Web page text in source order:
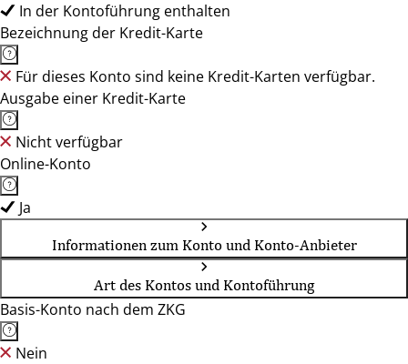
In der Kontoführung enthalten
Bezeichnung der Kredit-Karte
Für dieses Konto sind keine Kredit-Karten verfügbar.
Ausgabe einer Kredit-Karte
Nicht verfügbar
Online-Konto
Ja
Informationen zum Konto und Konto-Anbieter
Art des Kontos und Kontoführung
Basis-Konto nach dem ZKG
Nein